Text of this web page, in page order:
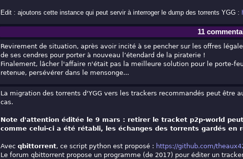
Edit : ajoutons cette instance qui peut servir à interroger le dump des torrents YGG :
11
Revirement de situation, après avoir incité à se pencher sur les offres
de ses cendres pour porter à nouveau l’étendard de la piraterie !
Finalement, lâcher l'affaire n'était pas la meilleure solution pour le porte-
retenue, persévérer dans le mensonge...
La migration des torrents d'YGG vers les trackers recommandés peut être
cas.
Note d'attention éditée le 9 mars : retirer le tracket p2p-world
comme celui-ci a été rétabli, les échanges des torrents gardés en
Avec qbittorrent, ce script python est proposé : https://github.com/
Le forum qbittorrent propose un programme (de 2017) pour éditer un